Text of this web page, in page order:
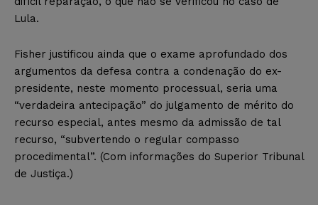
Lula.
Fisher justificou ainda que o exame aprofundado dos
argumentos da defesa contra a condenação do ex-
presidente, neste momento processual, seria uma
“verdadeira antecipação” do julgamento de mérito do
recurso especial, antes mesmo da admissão de tal
recurso, “subvertendo o regular compasso
procedimental”. (Com informações do Superior Tribunal
de Justiça.)